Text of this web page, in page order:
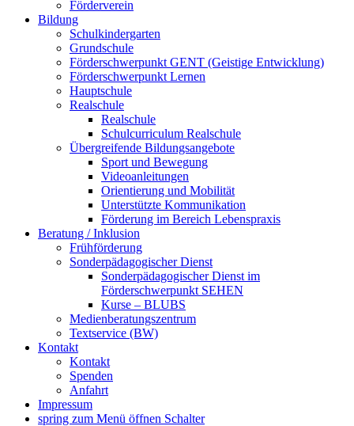
Förderverein
Bildung
Schulkindergarten
Grundschule
Förderschwerpunkt GENT (Geistige Entwicklung)
Förderschwerpunkt Lernen
Hauptschule
Realschule
Realschule
Schulcurriculum Realschule
Übergreifende Bildungsangebote
Sport und Bewegung
Videoanleitungen
Orientierung und Mobilität
Unterstützte Kommunikation
Förderung im Bereich Lebenspraxis
Beratung / Inklusion
Frühförderung
Sonderpädagogischer Dienst
Sonderpädagogischer Dienst im
Förderschwerpunkt SEHEN
Kurse – BLUBS
Medienberatungszentrum
Textservice (BW)
Kontakt
Kontakt
Spenden
Anfahrt
Impressum
spring zum Menü öffnen Schalter